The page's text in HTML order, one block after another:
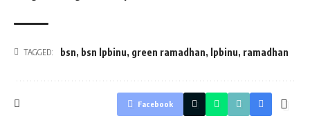
TAGGED: bsn, bsn lpbinu, green ramadhan, lpbinu, ramadhan
Facebook